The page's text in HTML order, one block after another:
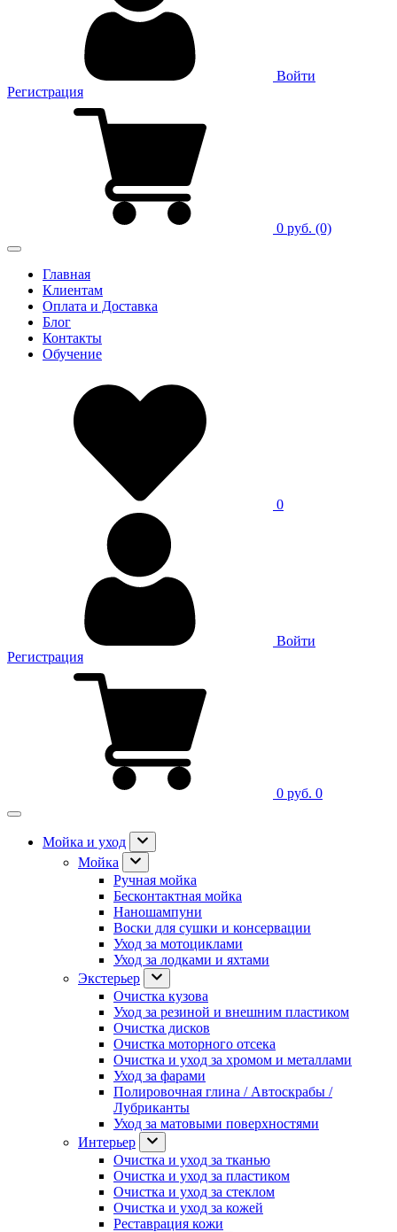
Войти
Регистрация
0 руб. (0)
Главная
Клиентам
Оплата и Доставка
Блог
Контакты
Обучение
0
Войти
Регистрация
0 руб. 0
Мойка и уход
Мойка
Ручная мойка
Бесконтактная мойка
Наношампуни
Воски для сушки и консервации
Уход за мотоциклами
Уход за лодками и яхтами
Экстерьер
Очистка кузова
Уход за резиной и внешним пластиком
Очистка дисков
Очистка моторного отсека
Очистка и уход за хромом и металлами
Уход за фарами
Полировочная глина / Автоскрабы /
Лубриканты
Уход за матовыми поверхностями
Интерьер
Очистка и уход за тканью
Очистка и уход за пластиком
Очистка и уход за стеклом
Очистка и уход за кожей
Реставрация кожи